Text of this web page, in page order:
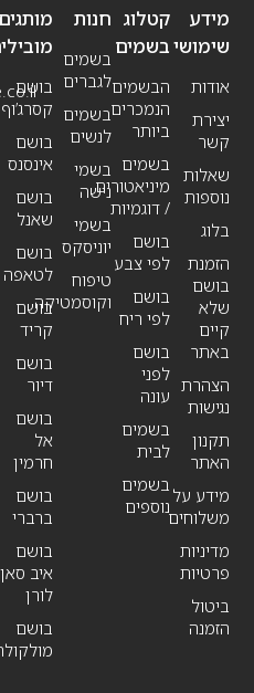
מידע
שימושי
אודות
יצירת
קשר
שאלות
נוספות
בלוג
הזמנת
בושם
שלא
קיים
באתר
הצהרת
נגישות
תקנון
האתר
מידע על
משלוחים
מדיניות
פרטיות
ביטול
הזמנה
חנות
בשמים
לגברים
בשמים
לנשים
בשמי
נישה
בשמי
יוניסקס
טיפוח
וקוסמטיקה
קטלוג
בשמים
הבשמים
הנמכרים
ביותר
בשמים
מיניאטורים
/ דוגמיות
בושם
לפי צבע
בושם
לפי ריח
בושם
לפני
עונה
בשמים
לבית
בשמים
נוספים
מותגים
בושם
קסרג’וף
בושם
אינסנס
בושם
שאנל
בושם
לטאפה
בושם
קריד
בושם
דיור
בושם
אל
חרמין
בושם
ברברי
בושם
איב סאן
לורן
בושם